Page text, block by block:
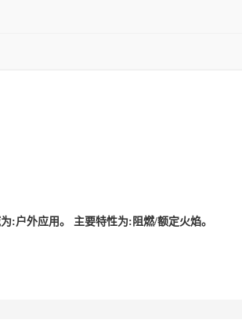
:户外应用。 主要特性为:阻燃/额定火焰。